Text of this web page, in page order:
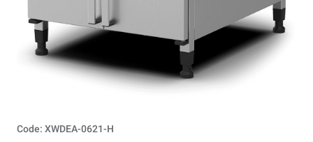
Code: XWDEA-0621-H